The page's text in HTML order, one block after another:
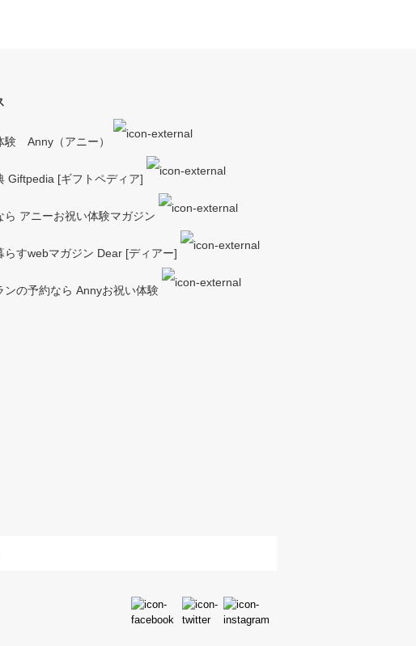
験 Anny（アニー）
Giftpedia [ギフトペディア]
アニーお祝い体験マガジン
らすwebマガジン Dear [ディアー]
ンの予約なら Annyお祝い体験